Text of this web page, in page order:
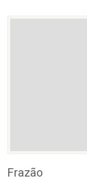
Frazão